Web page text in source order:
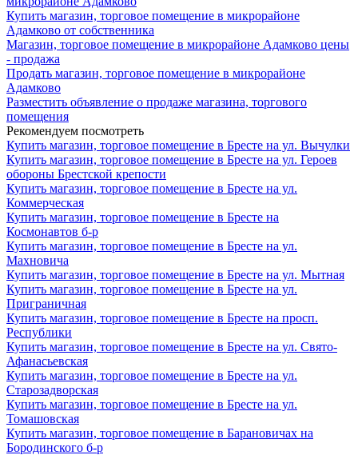
Купить магазин, торговое помещение в микрорайоне
Адамково от собственника
Магазин, торговое помещение в микрорайоне Адамково цены
- продажа
Продать магазин, торговое помещение в микрорайоне
Адамково
Разместить объявление о продаже магазина, торгового
помещения
Рекомендуем посмотреть
Купить магазин, торговое помещение в Бресте на ул. Вычулки
Купить магазин, торговое помещение в Бресте на ул. Героев
обороны Брестской крепости
Купить магазин, торговое помещение в Бресте на ул.
Коммерческая
Купить магазин, торговое помещение в Бресте на
Космонавтов б-р
Купить магазин, торговое помещение в Бресте на ул.
Махновича
Купить магазин, торговое помещение в Бресте на ул. Мытная
Купить магазин, торговое помещение в Бресте на ул.
Приграничная
Купить магазин, торговое помещение в Бресте на просп.
Республики
Купить магазин, торговое помещение в Бресте на ул. Свято-
Афанасьевская
Купить магазин, торговое помещение в Бресте на ул.
Старозадворская
Купить магазин, торговое помещение в Бресте на ул.
Томашовская
Купить магазин, торговое помещение в Барановичах на
Бородинского б-р